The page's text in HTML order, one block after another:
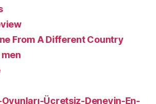
From A Different Country
Ücretsiz-Deneyin-En-